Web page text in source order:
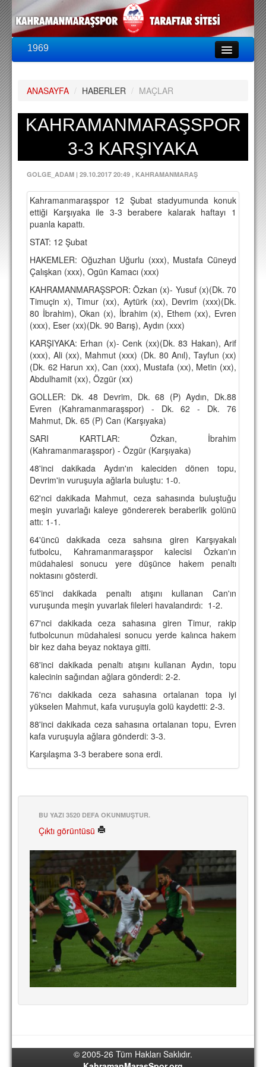
1969
PUAN DURUMU
FİKSTÜR
A TAKIM KADROSU
TEKNİK KADRO
TRANSFERLER
TARAFTAR
BİLETLER
DEPLASMAN
LİSANSLI ÜRÜNLER
MULTİMEDYA
FOTOĞRAF & VİDEOLAR
MARŞ & TEZAHÜRATLAR
KULÜP
AMBLEM
YÖNETİM KURULU
PERSONEL
SPONSORLAR
TARİHÇE
TARİHİ BAŞARILAR
BASINDAN
KUPA MAÇLARI
ESKİ HOCALAR
HAKKIMIZDA
MİSYON
HAKKIMIZDA
İRTİBAT
SİTE İSTATİSTİKLERİ
ANASAYFA / HABERLER / MAÇLAR
KAHRAMANMARAŞSPOR
3-3 KARŞIYAKA
GOLGE_ADAM | 29.10.2017 20:49 , KAHRAMANMARAŞ
Kahramanmaraşspor 12 Şubat stadyumunda konuk
ettiği Karşıyaka ile 3-3 berabere kalarak haftayı 1
puanla kapattı.
STAT: 12 Şubat
HAKEMLER: Oğuzhan Uğurlu (xxx), Mustafa Cüneyd
Çalışkan (xxx), Ogün Kamacı (xxx)
KAHRAMANMARAŞSPOR: Özkan (x)- Yusuf (x)(Dk. 70
Timuçin x), Timur (xx), Aytürk (xx), Devrim (xxx)(Dk.
80 İbrahim), Okan (x), İbrahim (x), Ethem (xx), Evren
(xxx), Eser (xx)(Dk. 90 Barış), Aydın (xxx)
KARŞIYAKA: Erhan (x)- Cenk (xx)(Dk. 83 Hakan), Arif
(xxx), Ali (xx), Mahmut (xxx) (Dk. 80 Anıl), Tayfun (xx)
(Dk. 62 Harun xx), Can (xxx), Mustafa (xx), Metin (xx),
Abdulhamit (xx), Özgür (xx)
GOLLER: Dk. 48 Devrim, Dk. 68 (P) Aydın, Dk.88
Evren (Kahramanmaraşspor) - Dk. 62 - Dk. 76
Mahmut, Dk. 65 (P) Can (Karşıyaka)
SARI KARTLAR: Özkan, İbrahim
(Kahramanmaraşspor) - Özgür (Karşıyaka)
48'inci dakikada Aydın'ın kaleciden dönen topu,
Devrim'in vuruşuyla ağlarla buluştu: 1-0.
62'nci dakikada Mahmut, ceza sahasında buluştuğu
meşin yuvarlağı kaleye göndererek beraberlik golünü
attı: 1-1.
64'üncü dakikada ceza sahsına giren Karşıyakalı
futbolcu, Kahramanmaraşspor kalecisi Özkan'ın
müdahalesi sonucu yere düşünce hakem penaltı
noktasını gösterdi.
65'inci dakikada penaltı atışını kullanan Can'ın
vuruşunda meşin yuvarlak fileleri havalandırdı: 1-2.
67'nci dakikada ceza sahasına giren Timur, rakip
futbolcunun müdahalesi sonucu yerde kalınca hakem
bir kez daha beyaz noktaya gitti.
68'inci dakikada penaltı atışını kullanan Aydın, topu
kalecinin sağından ağlara gönderdi: 2-2.
76'ncı dakikada ceza sahasına ortalanan topa iyi
yükselen Mahmut, kafa vuruşuyla golü kaydetti: 2-3.
88'inci dakikada ceza sahasına ortalanan topu, Evren
kafa vuruşuyla ağlara gönderdi: 3-3.
Karşılaşma 3-3 berabere sona erdi.
BU YAZI 3520 DEFA OKUNMUŞTUR.
Çıktı görüntüsü
© 2005-26 Tüm Hakları Saklıdır.